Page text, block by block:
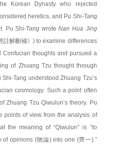
Korean Dynasty who rejected
heretics, and Pu Shi-Tang
Pu Shi-Tang wroteNan Hua Jing
註解刪補》) to examine differences
Confucian thoughts and pursued a
of Zhuang Tzu thought through
Tang understood Zhuang Tzu’s
cosmology. Such a point often
Zhuang Tzu Qiwulun’s theory. Pu
points of view from the analysis of
the meaning of “Qiwulun” is “to
of opinions (物論) into one (齊一).”